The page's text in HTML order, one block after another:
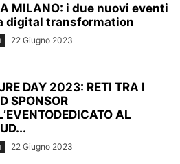
MILANO: i due nuovi eventi
digital transformation
22 Giugno 2023
DAY 2023: RETI TRA I
SPONSOR
AL
22 Giugno 2023